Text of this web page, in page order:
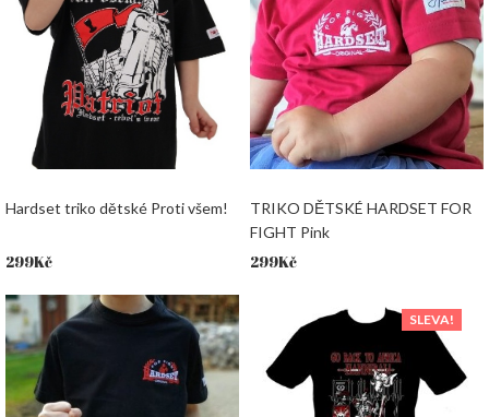
Hardset triko dětské Proti všem!
299Kč
TRIKO DĚTSKÉ HARDSET FOR
FIGHT Pink
299Kč
SLEVA!